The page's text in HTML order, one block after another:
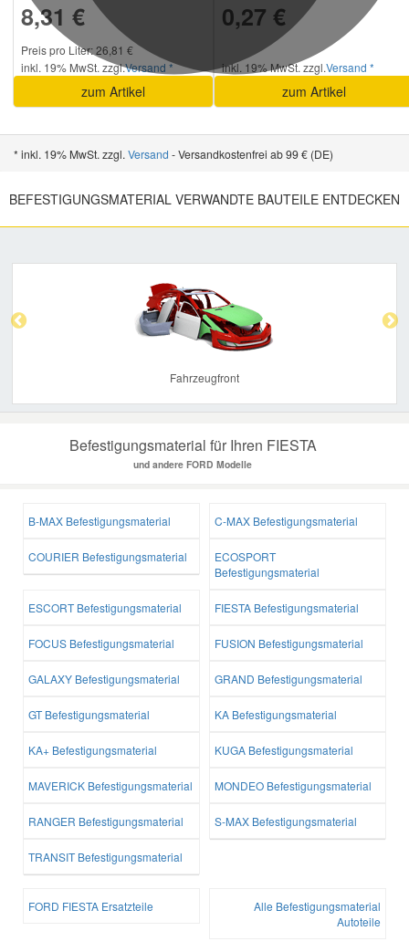
8,31 €
Preis pro Liter: 26,81 €
inkl. 19% MwSt. zzgl.Versand *
zum Artikel
0,27 €
inkl. 19% MwSt. zzgl.Versand *
zum Artikel
* inkl. 19% MwSt. zzgl. Versand - Versandkostenfrei ab 99 € (DE)
BEFESTIGUNGSMATERIAL VERWANDTE BAUTEILE ENTDECKEN
Fahrzeugfront
Befestigungsmaterial für Ihren FIESTA
und andere FORD Modelle
B-MAX Befestigungsmaterial C-MAX Befestigungsmaterial
COURIER Befestigungsmaterial
ECOSPORT
Befestigungsmaterial
ESCORT Befestigungsmaterial FIESTA Befestigungsmaterial
FOCUS Befestigungsmaterial FUSION Befestigungsmaterial
GALAXY Befestigungsmaterial GRAND Befestigungsmaterial
GT Befestigungsmaterial KA Befestigungsmaterial
KA+ Befestigungsmaterial KUGA Befestigungsmaterial
MAVERICK Befestigungsmaterial MONDEO Befestigungsmaterial
RANGER Befestigungsmaterial S-MAX Befestigungsmaterial
TRANSIT Befestigungsmaterial
FORD FIESTA Ersatzteile
Alle Befestigungsmaterial
Autoteile